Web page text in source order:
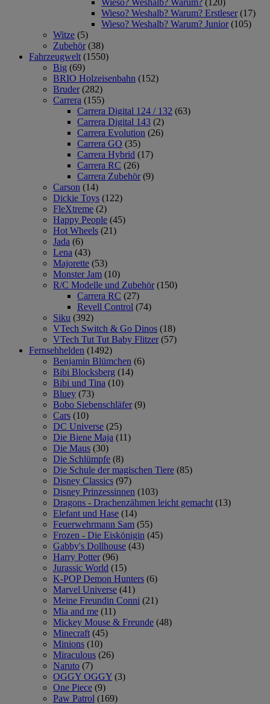
Wieso? Weshalb? Warum? (120)
Wieso? Weshalb? Warum? Erstleser (17)
Wieso? Weshalb? Warum? Junior (105)
Witze (5)
Zubehör (38)
Fahrzeugwelt (1550)
Big (69)
BRIO Holzeisenbahn (152)
Bruder (282)
Carrera (155)
Carrera Digital 124 / 132 (63)
Carrera Digital 143 (2)
Carrera Evolution (26)
Carrera GO (35)
Carrera Hybrid (17)
Carrera RC (26)
Carrera Zubehör (9)
Carson (14)
Dickie Toys (122)
FleXtreme (2)
Happy People (45)
Hot Wheels (21)
Jada (6)
Lena (43)
Majorette (53)
Monster Jam (10)
R/C Modelle und Zubehör (150)
Carrera RC (27)
Revell Control (74)
Siku (392)
VTech Switch & Go Dinos (18)
VTech Tut Tut Baby Flitzer (57)
Fernsehhelden (1492)
Benjamin Blümchen (6)
Bibi Blocksberg (14)
Bibi und Tina (10)
Bluey (73)
Bobo Siebenschläfer (9)
Cars (10)
DC Universe (25)
Die Biene Maja (11)
Die Maus (30)
Die Schlümpfe (8)
Die Schule der magischen Tiere (85)
Disney Classics (97)
Disney Prinzessinnen (103)
Dragons - Drachenzähmen leicht gemacht (13)
Elefant und Hase (14)
Feuerwehrmann Sam (55)
Frozen - Die Eiskönigin (45)
Gabby's Dollhouse (43)
Harry Potter (96)
Jurassic World (15)
K-POP Demon Hunters (6)
Marvel Universe (41)
Meine Freundin Conni (21)
Mia and me (11)
Mickey Mouse & Freunde (48)
Minecraft (45)
Minions (10)
Miraculous (26)
Naruto (7)
OGGY OGGY (3)
One Piece (9)
Paw Patrol (169)